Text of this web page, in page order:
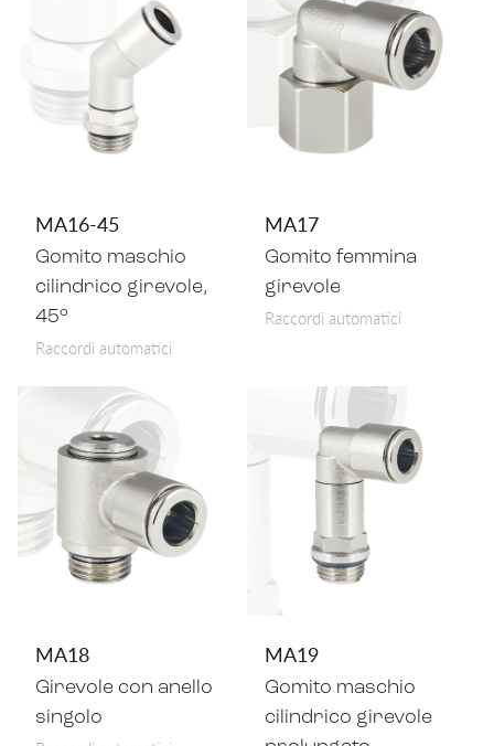
MA16-45
Gomito maschio
cilindrico girevole,
45°
Raccordi automatici
MA17
Gomito femmina
girevole
Raccordi automatici
MA18
Girevole con anello
singolo
MA19
Gomito maschio
cilindrico girevole